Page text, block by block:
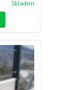
Skladem